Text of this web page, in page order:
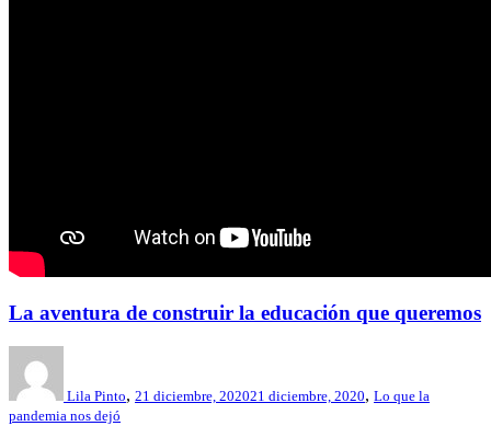
La aventura de construir la educación que queremos
Lila Pinto, 21 diciembre, 202021 diciembre, 2020, Lo que la
pandemia nos dejó